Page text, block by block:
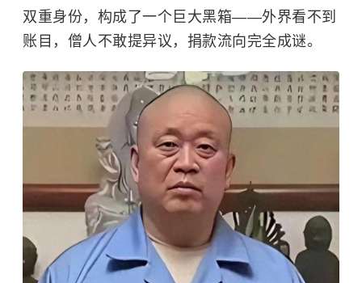
双重身份，构成了一个巨大黑箱——外界看不到
账目，僧人不敢提异议，捐款流向完全成谜。